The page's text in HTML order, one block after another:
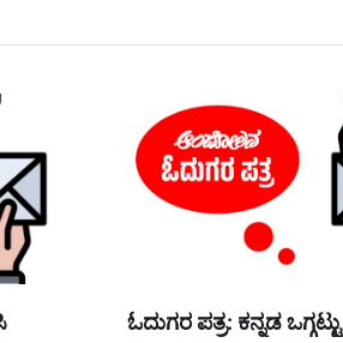
ಓದುಗರ ಪತ್ರ: ಕನ್ನಡ ಒಗ್ಗಟ್ಟು